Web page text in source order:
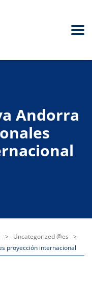
> Uncategorized @es >
proyección internacional
Andorra